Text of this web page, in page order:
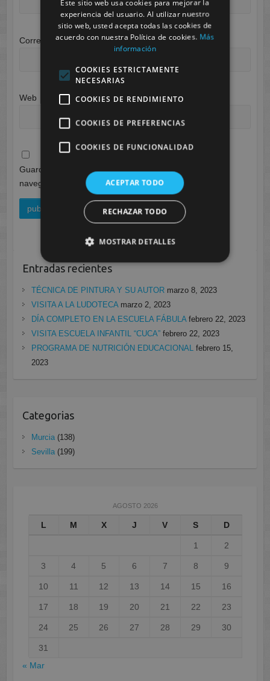
Correo electrónico*
Web
Guarda mi nombre, correo electrónico y web en este
navegador para la próxima vez que comente.
Entradas recientes
TÉCNICA DE PINTURA Y SU AUTOR marzo 8, 2023
VISITA A LA LUDOTECA marzo 2, 2023
DÍA COMPLETO EN LA ESCUELA FÁBULA febrero 22, 2023
VISITA ESCUELA INFANTIL “CUCA” febrero 22, 2023
PROGRAMA DE NUTRICIÓN EDUCACIONAL febrero 15,
2023
Categorias
Murcia(138)
Sevilla(199)
AGOSTO 2026
L M X J V S D
1 2
3 4 5 6 7 8 9
10 11 12 13 14 15 16
17 18 19 20 21 22 23
24 25 26 27 28 29 30
31
« Mar
Este sitio web usa cookies para mejorar la
experiencia del usuario. Al utilizar nuestro
sitio web, usted acepta todas las cookies de
acuerdo con nuestra Política de cookies. Más
información
COOKIES ESTRICTAMENTE
NECESARIAS
COOKIES DE RENDIMIENTO
COOKIES DE PREFERENCIAS
COOKIES DE FUNCIONALIDAD
ACEPTAR TODO
RECHAZAR TODO
MOSTRAR DETALLES